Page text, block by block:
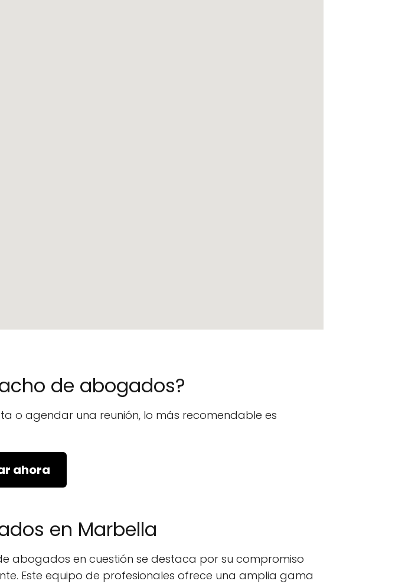
de abogados?
o agendar una reunión, lo más recomendable es
ahora
en Marbella
abogados en cuestión se destaca por su compromiso
Este equipo de profesionales ofrece una amplia gama